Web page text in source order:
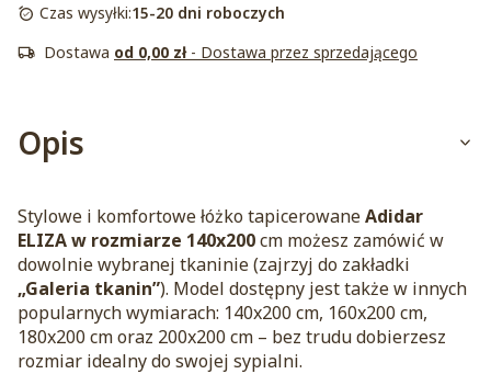
Czas wysyłki:15-20 dni roboczych
Dostawa od 0,00 zł - Dostawa przez sprzedającego
Opis
Stylowe i komfortowe łóżko tapicerowaneAdidar
ELIZA w rozmiarze 140x200cm możesz zamówić w
dowolnie wybranej tkaninie (zajrzyj do zakładki
„Galeria tkanin”). Model dostępny jest także w innych
popularnych wymiarach: 140x200 cm, 160x200 cm,
180x200 cm oraz 200x200 cm – bez trudu dobierzesz
rozmiar idealny do swojej sypialni.